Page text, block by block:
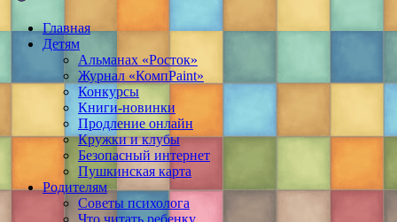
Главная
Детям
Альманах «Росток»
Журнал «КомпPaint»
Конкурсы
Книги-новинки
Продление онлайн
Кружки и клубы
Безопасный интернет
Пушкинская карта
Родителям
Советы психолога
Что читать ребенку